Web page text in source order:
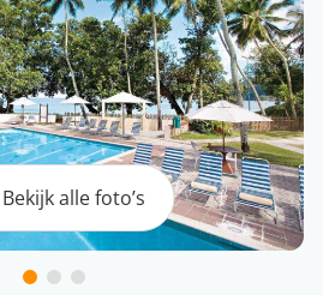
Bekijk alle foto’s